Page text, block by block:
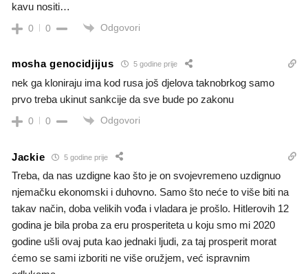
kavu nositi…
0 0 Odgovori
mosha genocidjijus 5 godine prije
nek ga kloniraju ima kod rusa još djelova taknobrkog samo
prvo treba ukinut sankcije da sve bude po zakonu
0 0 Odgovori
Jackie 5 godine prije
Treba, da nas uzdigne kao što je on svojevremeno uzdignuo
njemačku ekonomski i duhovno. Samo što neće to više biti na
takav način, doba velikih vođa i vladara je prošlo. Hitlerovih 12
godina je bila proba za eru prosperiteta u koju smo mi 2020
godine ušli ovaj puta kao jednaki ljudi, za taj prosperit morat
ćemo se sami izboriti ne više oružjem, već ispravnim